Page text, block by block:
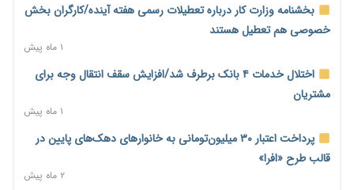
آغاز اجرای پایلوت «ردا کارت» برای دانشجویان تحصیلات تکمیلی
۱ روز پیش
محدودیت تازه برای شبکه بانکی؛ افزایش سپرده قانونی با هدف
کنترل تورم
۱ روز پیش
ترمز تولید خودرو کشیده شد؛ افت ۲۵ درصدی تیراژ ایران‌خودرو،
سایپا و پارس‌خودرو
۱ روز پیش
بخشنامه وزارت کار درباره تعطیلات رسمی هفته آینده/کارگران بخش
خصوصی هم تعطیل هستند
۱ ماه پیش
اختلال خدمات ۴ بانک برطرف شد/افزایش سقف انتقال وجه برای
مشتریان
۱ ماه پیش
پرداخت اعتبار ۳۰ میلیون‌تومانی به خانوارهای دهک‌های پایین در
قالب طرح «افرا»
۲ ماه پیش